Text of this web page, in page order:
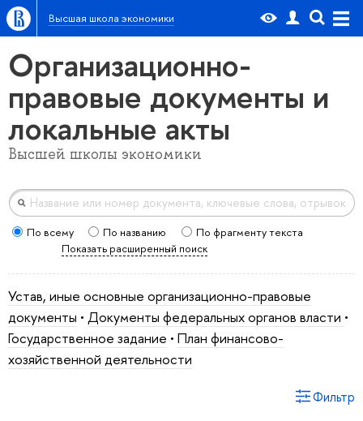
Высшая школа экономики
Организационно-
правовые документы и
локальные акты
Высшей школы экономики
По всему По названию
По фрагменту текста
Показать расширенный поиск
Устав, иные основные организационно-правовые
документы • Документы федеральных органов власти •
Государственное задание • План финансово-
хозяйственной деятельности
Фильтр